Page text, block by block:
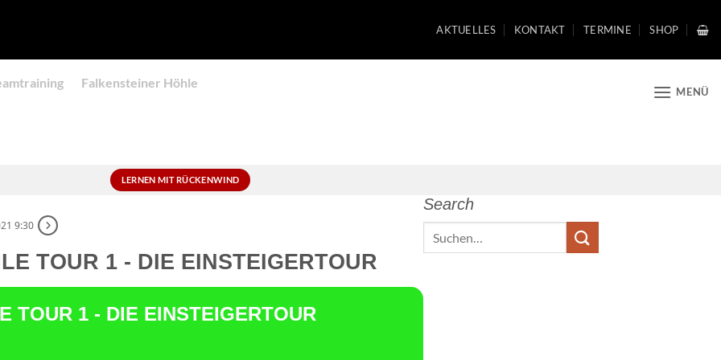
AKTUELLES KONTAKT TERMINE SHOP
Falkensteiner Höhle
MENÜ
LERNEN MIT RÜCKENWIND
9:30
TOUR 1 - DIE EINSTEIGERTOUR
TOUR 1 - DIE EINSTEIGERTOUR
Search